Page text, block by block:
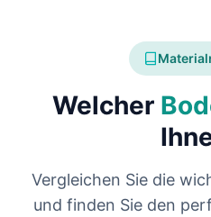
Welcher
Vergleichen Sie die
und finden Sie den